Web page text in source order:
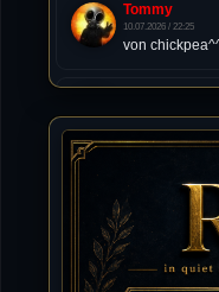
Tommy
10.07.2026 / 22:25
von
10.07.2026 / 22:25
Letzte Aktivität:
27. Dez 2023,
DieWildeHilde
10.07.2026 / 12:48
Happy